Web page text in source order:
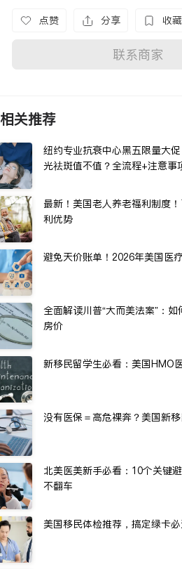
点赞 分享 收藏
联系商家
相关推荐
纽约专业抗衰中心黑五限量大
光祛斑值不值？全流程+注意事
最新！美国老人养老福利制度
利优势
避免天价账单！2026年美国医
全面解读川普“大而美法案”：
房价
新移民留学生必看：美国HMO
没有医保＝高危裸奔？美国新
北美医美新手必看：10个关键
不翻车
美国移民体检推荐，搞定绿卡必